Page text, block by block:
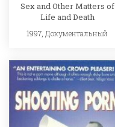
Sex and Other Matters of
Life and Death
1997,Документальный